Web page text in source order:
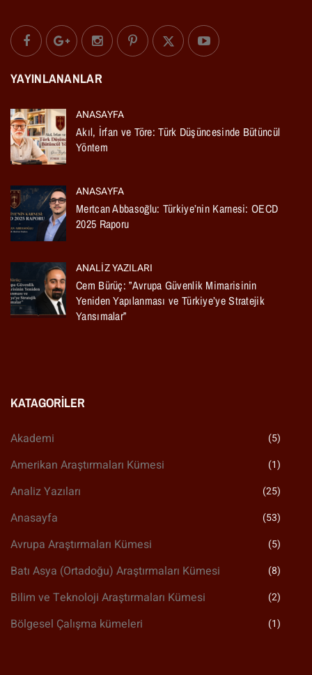
YAYINLANANLAR
ANASAYFA
Akıl, İrfan ve Töre: Türk Düşüncesinde Bütüncül
Yöntem
ANASAYFA
Mertcan Abbasoğlu: Türkiye’nin Karnesi: OECD
2025 Raporu
ANALIZ YAZILARI
Cem Bürüç: ”Avrupa Güvenlik Mimarisinin
Yeniden Yapılanması ve Türkiye’ye Stratejik
Yansımalar”
KATAGORILER
Akademi (5)
Amerikan Araştırmaları Kümesi (1)
Analiz Yazıları (25)
Anasayfa (53)
Avrupa Araştırmaları Kümesi (5)
Batı Asya (Ortadoğu) Araştırmaları Kümesi (8)
Bilim ve Teknoloji Araştırmaları Kümesi (2)
Bölgesel Çalışma kümeleri (1)